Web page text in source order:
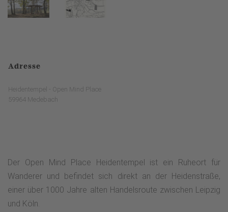
Adresse
Heidentempel - Open Mind Place
59964 Medebach
Der Open Mind Place Heidentempel ist ein Ruheort für
Wanderer und befindet sich direkt an der Heidenstraße,
einer über 1000 Jahre alten Handelsroute zwischen Leipzig
und Köln.